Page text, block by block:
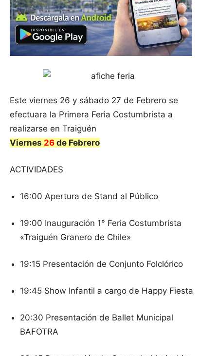
Este viernes 26 y sábado 27 de Febrero se
efectuara la Primera Feria Costumbrista a
realizarse en Traiguén
Viernes 26 de Febrero
ACTIVIDADES
16:00 Apertura de Stand al Público
19:00 Inauguración 1° Feria Costumbrista
«Traiguén Granero de Chile»
19:15 Presentación de Conjunto Folclórico
19:45 Show Infantil a cargo de Happy Fiesta
20:30 Presentación de Ballet Municipal
BAFOTRA